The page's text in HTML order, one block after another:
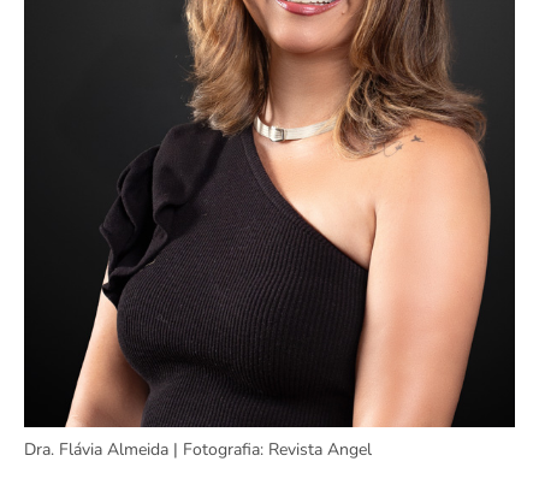
Dra. Flávia Almeida | Fotografia: Revista Angel